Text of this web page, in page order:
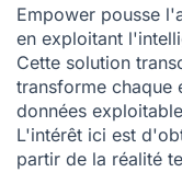
Empower pousse
en exploitant
Cette solution
transforme chaque
données
L'intérêt ici est
partir de la réalité